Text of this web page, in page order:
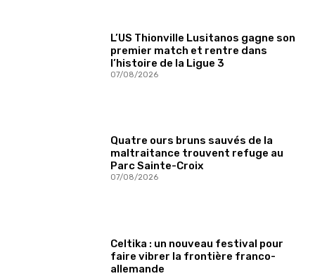
L’US Thionville Lusitanos gagne son
premier match et rentre dans
l’histoire de la Ligue 3
07/08/2026
Quatre ours bruns sauvés de la
maltraitance trouvent refuge au
Parc Sainte-Croix
07/08/2026
Celtika : un nouveau festival pour
faire vibrer la frontière franco-
allemande